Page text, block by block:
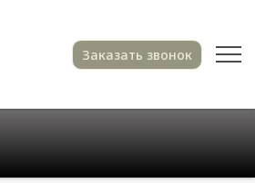
Заказать звонок